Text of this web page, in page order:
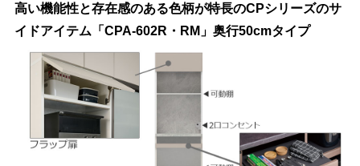
高い機能性と存在感のある色柄が特長のCPシリーズのサ
イドアイテム「CPA-602R・RM」奥行50cmタイプ